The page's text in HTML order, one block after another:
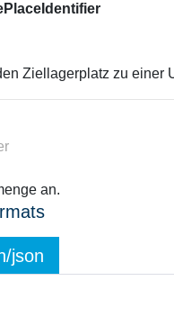
Ziellagerplatz zu einer
an.
json